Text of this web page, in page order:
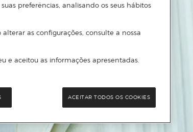
preferências, analisando os seus hábitos
as configurações, consulte a nossa
e aceitou as informações apresentadas.
ACEITAR TODOS OS COOKIES